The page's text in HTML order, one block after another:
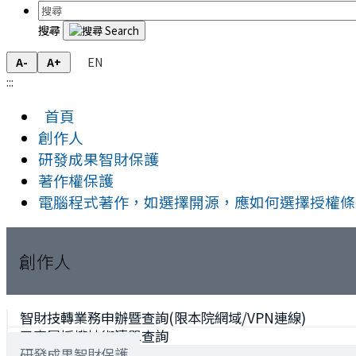
搜尋
A- A+
EN
:::
首頁
創作人
研發成果智財保護
著作權保護
電腦程式著作，如選擇開源，應如何選擇授權
創作人
智財技轉業務申辦暨查詢(限本院網域/VPN連線)
已專屬授權技術清單查詢